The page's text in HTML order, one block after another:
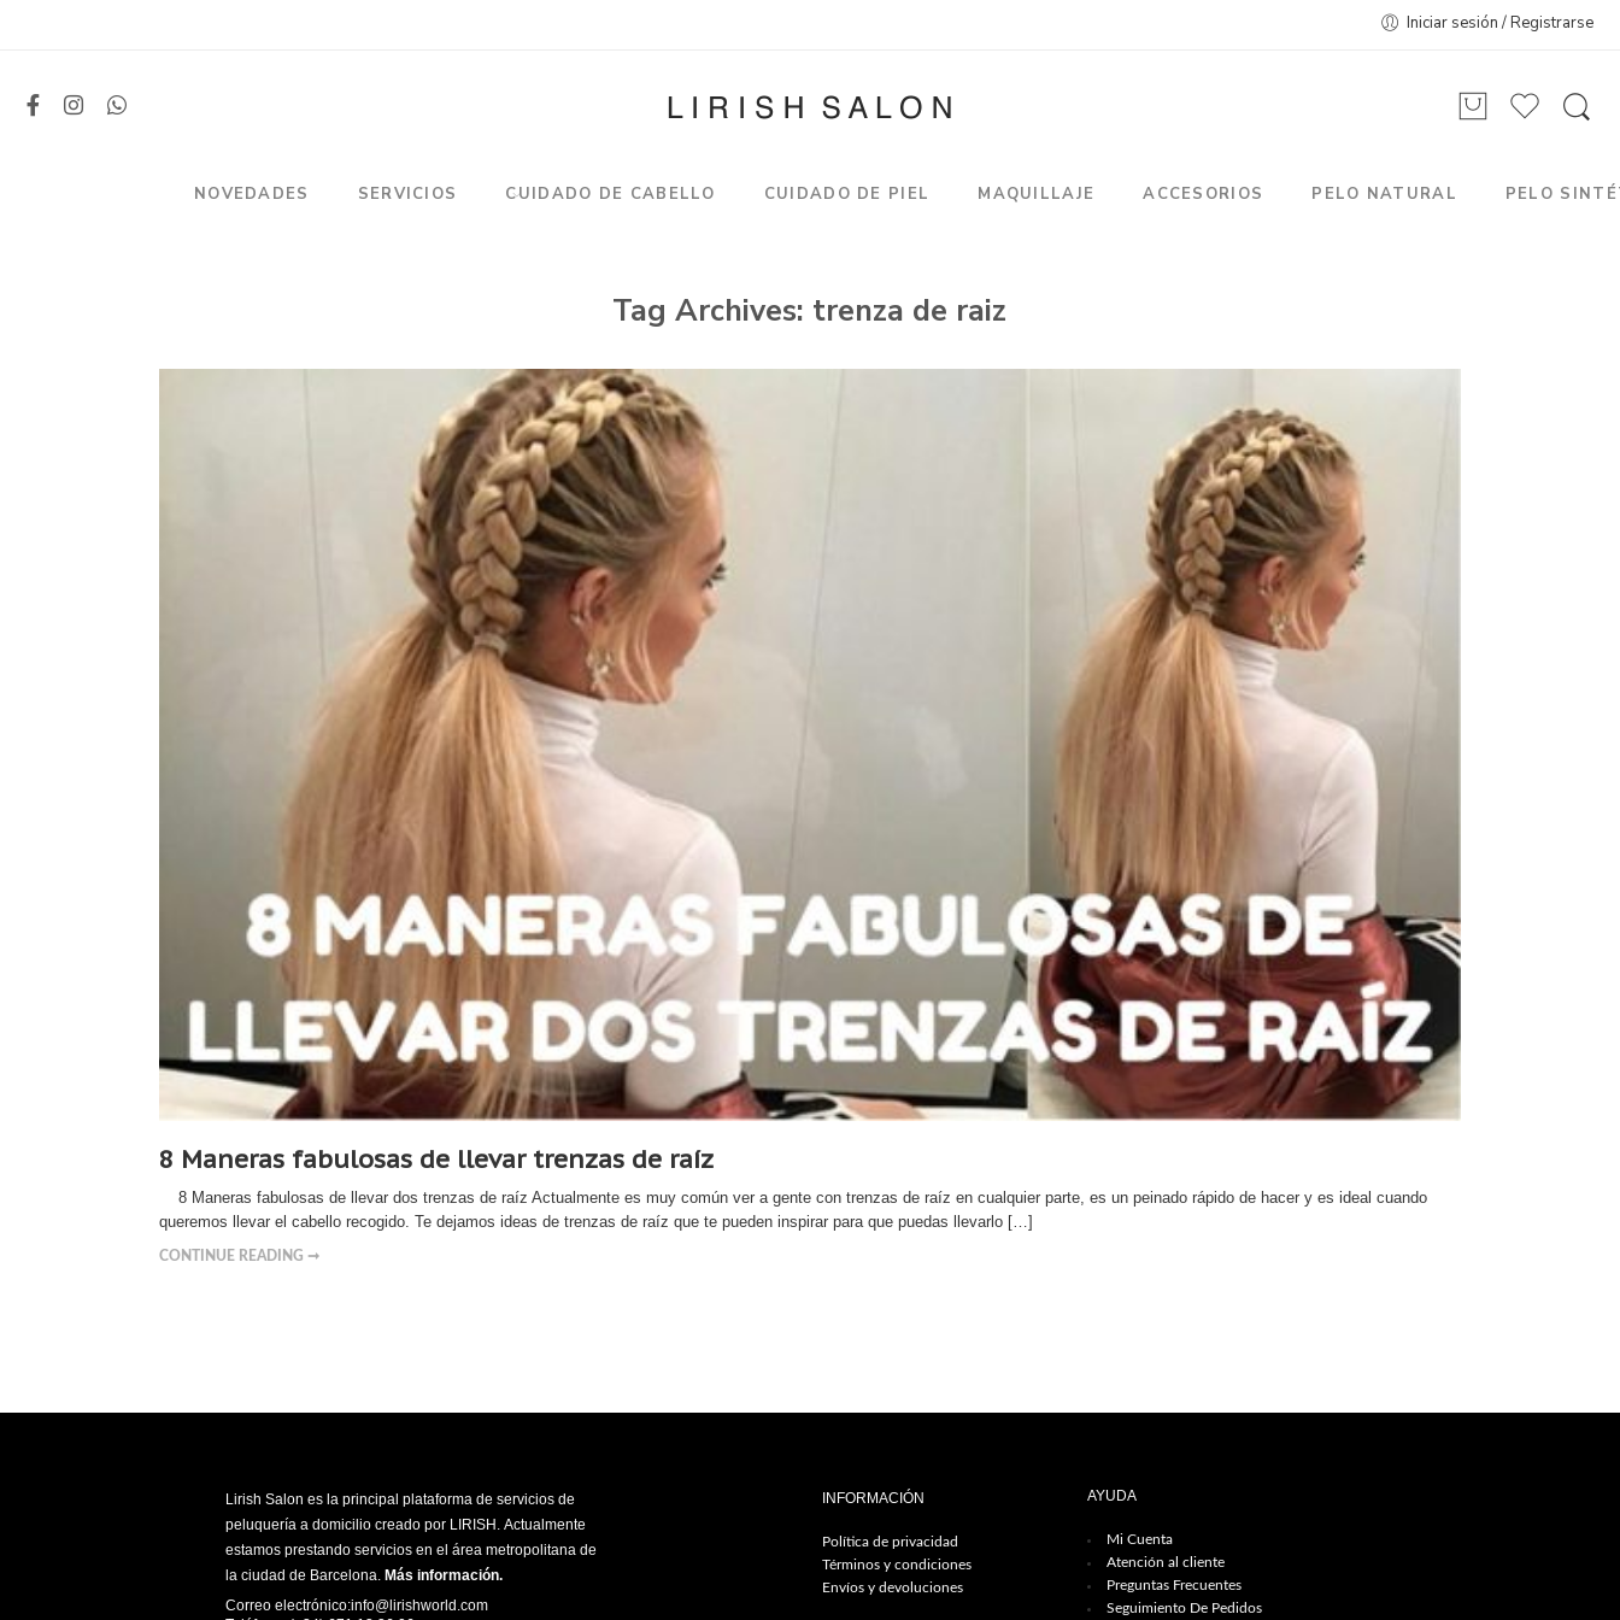
Iniciar sesión / Registrarse
NOVEDADES SERVICIOS CUIDADO DE CABELLO CUIDADO DE PIEL MAQUILLAJE ACCESORIOS PELO NATURAL PELO
Tag Archives: trenza de raiz
8 Maneras fabulosas de llevar trenzas de raíz
8 Maneras fabulosas de llevar dos trenzas de raíz Actualmente es muy común ver a gente con trenzas de raíz en cualquier parte, es un peinado rápido de hacer y es ideal cuando
queremos llevar el cabello recogido. Te dejamos ideas de trenzas de raíz que te pueden inspirar para que puedas llevarlo […]
CONTINUE READING ➞
Lirish Salon es la principal plataforma de servicios de
peluquería a domicilio creado por LIRISH. Actualmente
estamos prestando servicios en el área metropolitana de
la ciudad de Barcelona. Más información.
Correo electrónico:info@lirishworld.com
INFORMACIÓN
Política de privacidad
Términos y condiciones
Envíos y devoluciones
AYUDA
Mi Cuenta
Atención al cliente
Preguntas Frecuentes
Seguimiento De Pedidos